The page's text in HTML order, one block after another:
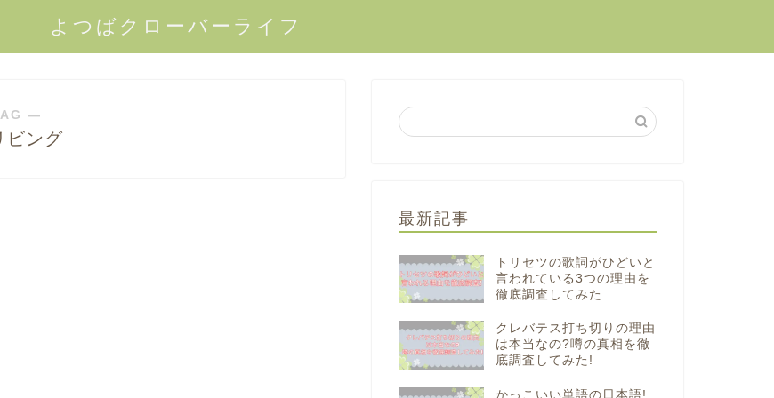
よつばクローバーライフ
―
ビング
最新記事
トリセツの歌詞がひどいと
言われている3つの理由を
徹底調査してみた
クレバテス打ち切りの理由
は本当なの?噂の真相を徹
底調査してみた!
かっこいい単語の日本語!